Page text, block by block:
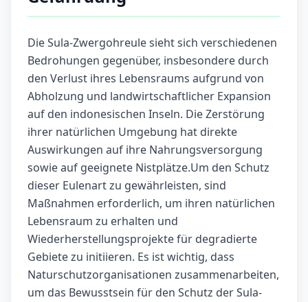
Die Sula-Zwergohreule sieht sich verschiedenen
Bedrohungen gegenüber, insbesondere durch
den Verlust ihres Lebensraums aufgrund von
Abholzung und landwirtschaftlicher Expansion
auf den indonesischen Inseln. Die Zerstörung
ihrer natürlichen Umgebung hat direkte
Auswirkungen auf ihre Nahrungsversorgung
sowie auf geeignete Nistplätze.Um den Schutz
dieser Eulenart zu gewährleisten, sind
Maßnahmen erforderlich, um ihren natürlichen
Lebensraum zu erhalten und
Wiederherstellungsprojekte für degradierte
Gebiete zu initiieren. Es ist wichtig, dass
Naturschutzorganisationen zusammenarbeiten,
um das Bewusstsein für den Schutz der Sula-